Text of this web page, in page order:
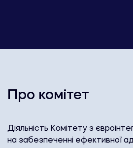
Про комітет
Діяльність Комітету з
на забезпеченні ефективної